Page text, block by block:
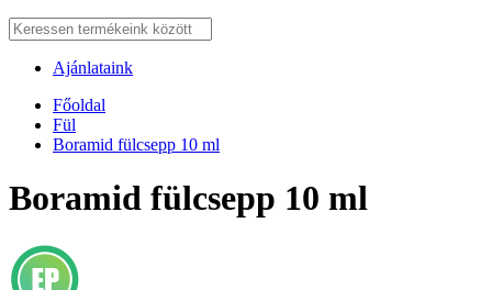
Ajánlataink
Főoldal
Fül
Boramid fülcsepp 10 ml
Boramid fülcsepp 10 ml